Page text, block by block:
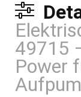
49715
Power